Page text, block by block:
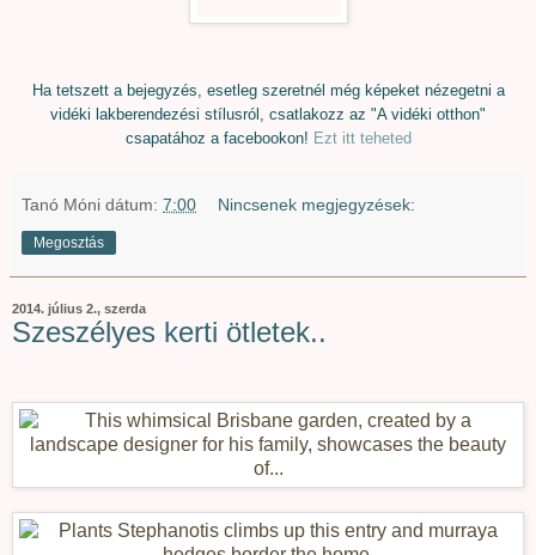
Ha tetszett a bejegyzés, esetleg szeretnél még képeket nézegetni a
vidéki lakberendezési stílusról, csatlakozz az "A vidéki otthon"
csapatához a facebookon! Ezt itt teheted
Tanó Móni dátum: 7:00 Nincsenek megjegyzések:
Megosztás
2014. július 2., szerda
Szeszélyes kerti ötletek..